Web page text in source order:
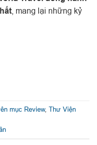
, mang lại những kỷ
mục Review, Thư Viện